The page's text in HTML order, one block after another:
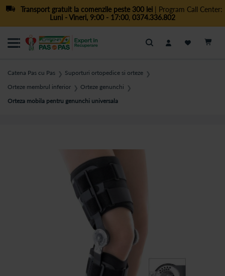
Transport gratuit la comenzile peste 300 lei| Program Call Center:
Luni - Vineri, 9:00 - 17:00, 0374.336.802
Cautare
Catena Pas cu Pas ❯ Suporturi ortopedice si orteze ❯
Orteze membrul inferior ❯ Orteze genunchi ❯
Orteza mobila pentru genunchi universala